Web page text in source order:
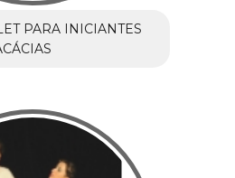
PARA INICIANTES